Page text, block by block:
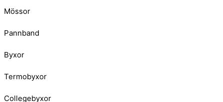
Mössor
Pannband
Byxor
Termobyxor
Collegebyxor